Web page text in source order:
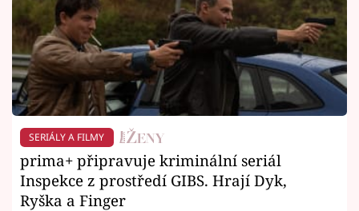
SERIÁLY A FILMY
prima+ připravuje kriminální seriál
Inspekce z prostředí GIBS. Hrají Dyk,
Ryška a Finger